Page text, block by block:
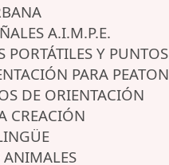
A.I.M.P.E.
PORTÁTILES Y
PARA
DE ORIENTACIÓN
CREACIÓN